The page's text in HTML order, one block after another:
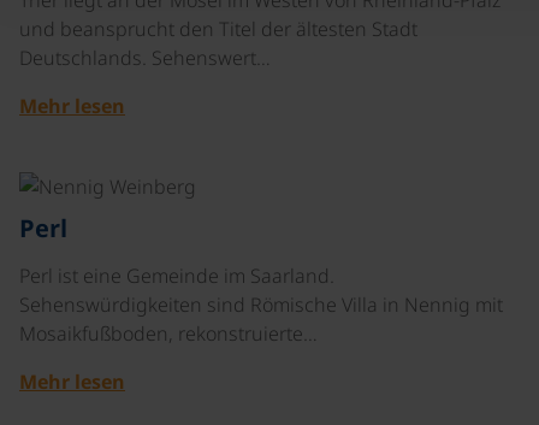
und beansprucht den Titel der ältesten Stadt
Deutschlands. Sehenswert…
Mehr lesen
Perl
Perl ist eine Gemeinde im Saarland.
Sehenswürdigkeiten sind Römische Villa in Nennig mit
Mosaikfußboden, rekonstruierte…
Mehr lesen